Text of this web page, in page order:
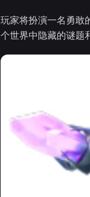
玩家将扮演一名勇敢
个世界中隐藏的谜题